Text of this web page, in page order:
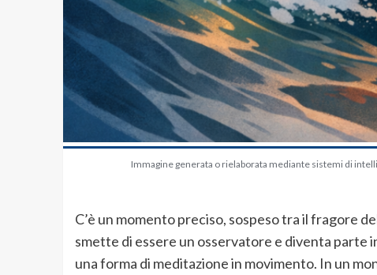
Immagine generata o rielaborata mediante sistemi di
C’è un momento preciso, sospeso tra il fragore
smette di essere un osservatore e diventa parte
una forma di meditazione in movimento. In un